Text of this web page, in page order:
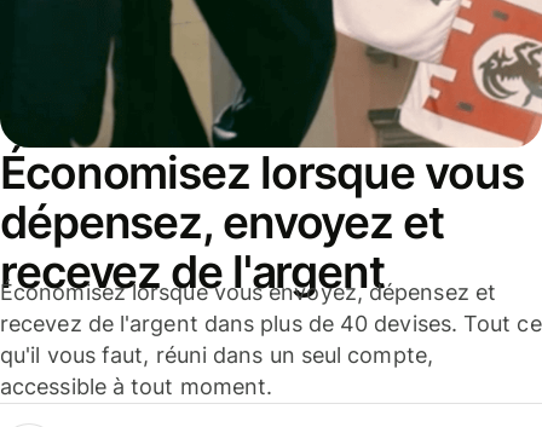
Économisez lorsque vous
dépensez, envoyez et
recevez de l'argent
Économisez lorsque vous envoyez, dépensez et
recevez de l'argent dans plus de 40 devises. Tout ce
qu'il vous faut, réuni dans un seul compte,
accessible à tout moment.